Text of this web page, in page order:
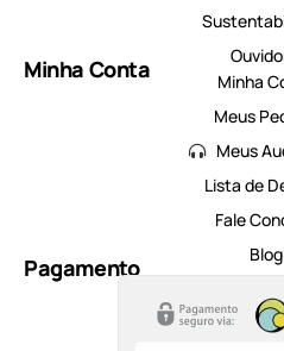
Minha Conta
Minha
Meus
Meus
Lista de
Fale
Blog
Pagamento